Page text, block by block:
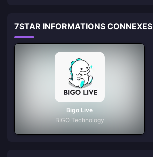
7STAR INFORMATIONS CONNEXES
Bigo Live
BIGO Technology